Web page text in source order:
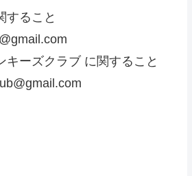
すること
キーズクラブ に関すること